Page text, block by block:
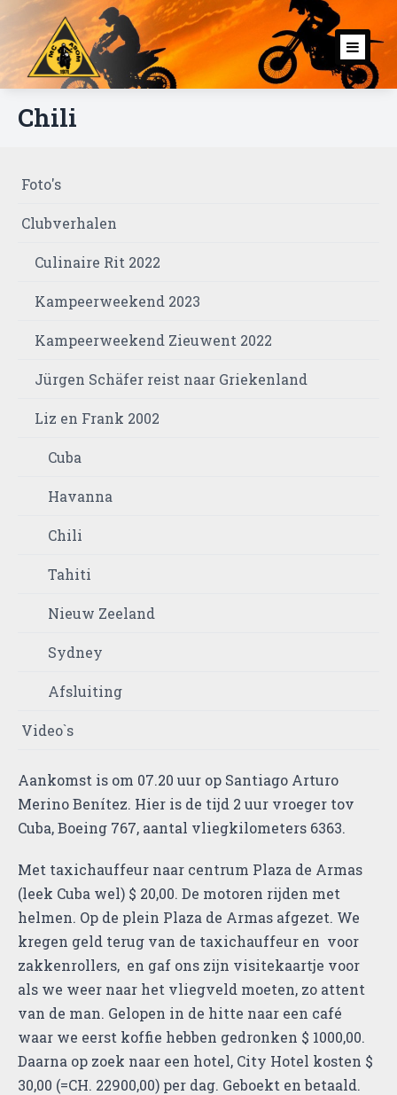
Chili
Foto's
Clubverhalen
Culinaire Rit 2022
Kampeerweekend 2023
Kampeerweekend Zieuwent 2022
Jürgen Schäfer reist naar Griekenland
Liz en Frank 2002
Cuba
Havanna
Chili
Tahiti
Nieuw Zeeland
Sydney
Afsluiting
Video`s
Aankomst is om 07.20 uur op Santiago Arturo
Merino Benítez. Hier is de tijd 2 uur vroeger tov
Cuba, Boeing 767, aantal vliegkilometers 6363.
Met taxichauffeur naar centrum Plaza de Armas
(leek Cuba wel) $ 20,00. De motoren rijden met
helmen. Op de plein Plaza de Armas afgezet. We
kregen geld terug van de taxichauffeur en voor
zakkenrollers, en gaf ons zijn visitekaartje voor
als we weer naar het vliegveld moeten, zo attent
van de man. Gelopen in de hitte naar een café
waar we eerst koffie hebben gedronken $ 1000,00.
Daarna op zoek naar een hotel, City Hotel kosten $
30,00 (=CH. 22900,00) per dag. Geboekt en betaald.